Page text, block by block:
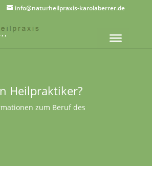
info@naturheilpraxis-karolaberrer.de
Heilpraktiker?
zum Beruf des